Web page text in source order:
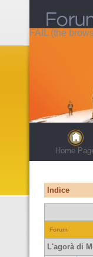
FAIL (the
Home
Indice
Forum
L'agorà di